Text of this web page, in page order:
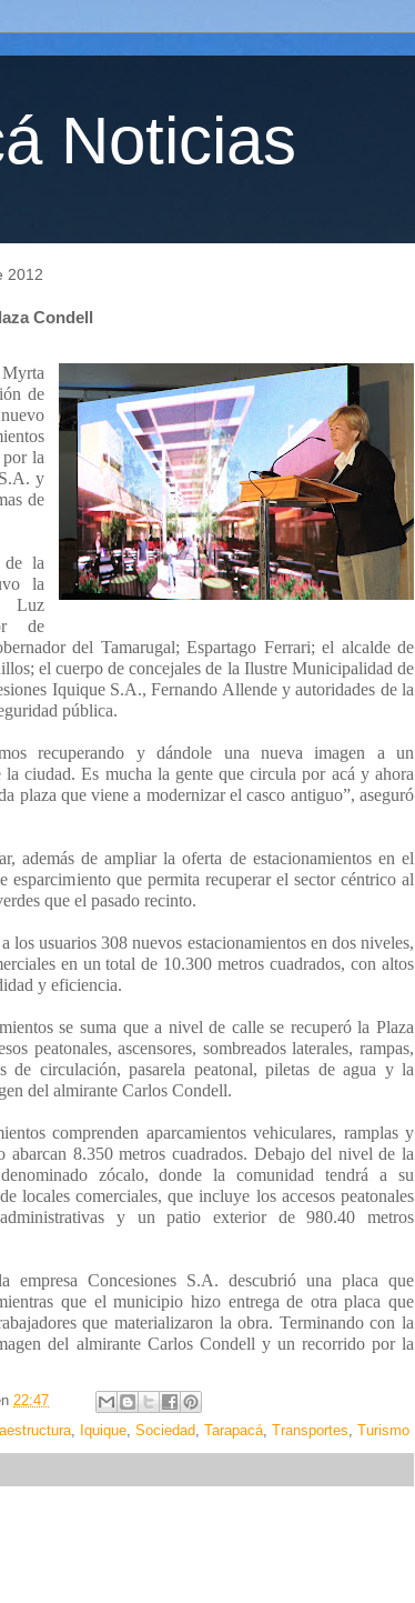
Noticias
2012
Condell
de
por la
y
de
de la
la
Luz
de
del Tamarugal; Espartago Ferrari; el alcalde de
el cuerpo de concejales de la Ilustre Municipalidad de
Iquique S.A., Fernando Allende y autoridades de la
pública.
recuperando y dándole una nueva imagen a un
ciudad. Es mucha la gente que circula por acá y ahora
plaza que viene a modernizar el casco antiguo”, aseguró
además de ampliar la oferta de estacionamientos en el
esparcimiento que permita recuperar el sector céntrico al
que el pasado recinto.
los usuarios 308 nuevos estacionamientos en dos niveles,
en un total de 10.300 metros cuadrados, con altos
y eficiencia.
se suma que a nivel de calle se recuperó la Plaza
peatonales, ascensores, sombreados laterales, rampas,
de circulación, pasarela peatonal, piletas de agua y la
del almirante Carlos Condell.
comprenden aparcamientos vehiculares, ramplas y
abarcan 8.350 metros cuadrados. Debajo del nivel de la
zócalo, donde la comunidad tendrá a su
locales comerciales, que incluye los accesos peatonales
y un patio exterior de 980.40 metros
empresa Concesiones S.A. descubrió una placa que
que el municipio hizo entrega de otra placa que
que materializaron la obra. Terminando con la
del almirante Carlos Condell y un recorrido por la
22:47
, Iquique, Sociedad, Tarapacá, Transportes, Turismo